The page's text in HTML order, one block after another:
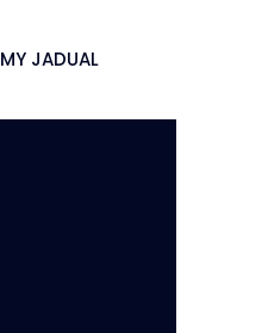
MY JADUAL